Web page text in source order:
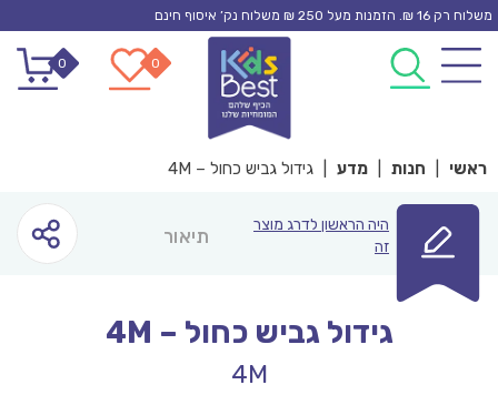
Skip
content
משלוח רק 16 ₪. הזמנות מעל 250 ₪ משלוח נק’ איסוף חינם
0
0
ראשי חנות מדע גידול גביש כחול – 4M
היה הראשון לדרג מוצר
זה
תיאור
גידול גביש כחול – 4M
4M